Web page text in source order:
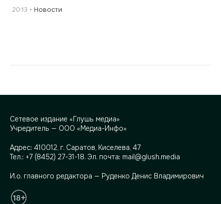
20:13 Новости
Сетевое издание «Глушь медиа»
Учредитель — ООО «Медиа-Инфо»
Адрес: 410012, г. Саратов, Киселева, 47
Тел.: +7 (8452) 27-31-18. Эл. почта: mail@glush.media
И.о. главного редактора — Руденко Денис Владимирович